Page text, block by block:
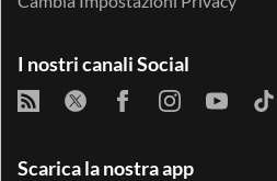
I nostri canali Social
Scarica la nostra app